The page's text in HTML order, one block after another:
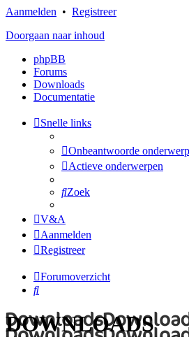
Aanmelden • Registreer
Doorgaan naar inhoud
phpBB
Forums
Downloads
Documentatie
Snelle links
Onbeantwoorde
Actieve onderwerpen
Zoek
V&A
Aanmelden
Registreer
Forumoverzicht
Zoek
DOWNLOADS